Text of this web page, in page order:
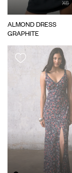
XS
ALMOND DRESS
GRAPHITE